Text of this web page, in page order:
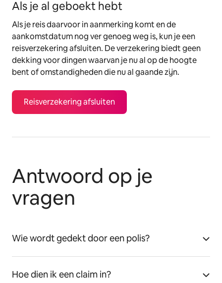
Als je al geboekt hebt
Als je reis daarvoor in aanmerking komt en de
aankomstdatum nog ver genoeg weg is, kun je een
reisverzekering afsluiten. De verzekering biedt geen
dekking voor dingen waarvan je nu al op de hoogte
bent of omstandigheden die nu al gaande zijn.
Reisverzekering afsluiten
Antwoord op je
vragen
Wie wordt gedekt door een polis?
Hoe dien ik een claim in?